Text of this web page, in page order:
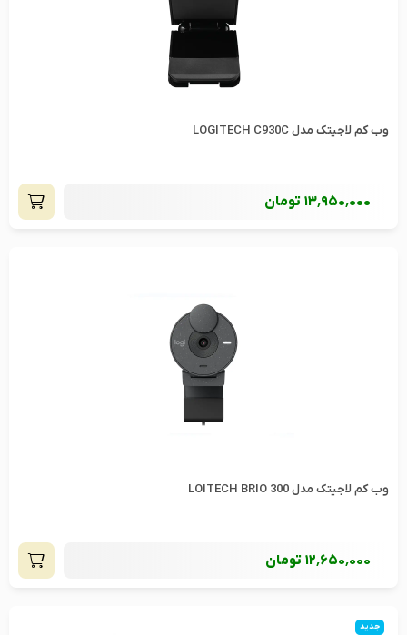
وب کم لاجیتک مدل LOGITECH C930C
13٬950٬000 تومان
وب کم لاجیتک مدل LOITECH BRIO 300
12٬650٬000 تومان
جدید